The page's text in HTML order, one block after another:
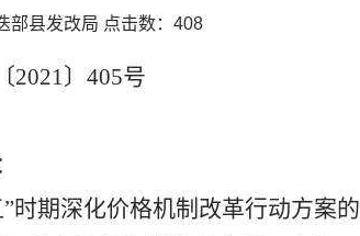
县发改局 点击数： 408
2021〕405号
时期深化价格机制改革行动方案的